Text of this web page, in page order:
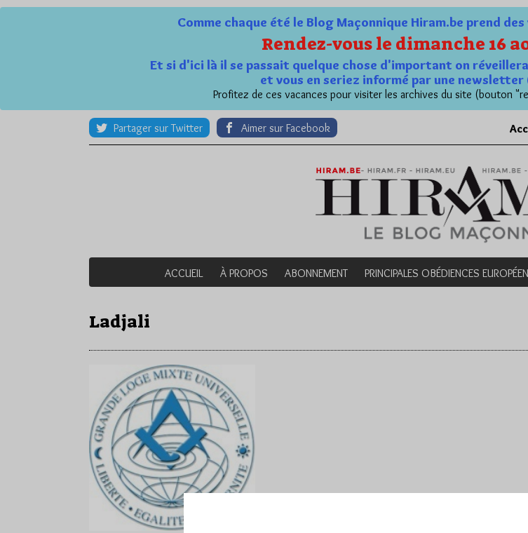
Comme chaque été le Blog Maçonnique Hiram.be prend
Rendez-vous le dimanche 16
Et si d'ici là il se passait quelque chose d'important on
et vous en seriez informé par une newsletter
Profitez de ces vacances pour visiter les archives du site (bouton
Partager sur Twitter Aimer sur Facebook
ACCUEIL À PROPOS ABONNEMENT PRINCIPALES OBÉDIENCES
Ladjali